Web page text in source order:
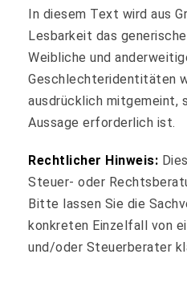
In diesem Text wird aus
Lesbarkeit das
Weibliche und
Geschlechteridentitäten
ausdrücklich mitgemeint,
Aussage erforderlich ist.
Rechtlicher Hinweis:
Steuer- oder
Bitte lassen Sie die
konkreten Einzelfall von
und/oder Steuerberater